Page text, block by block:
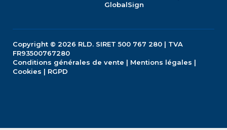
GlobalSign
Copyright © 2026 RLD. SIRET 500 767 280 | TVA
FR93500767280
Conditions générales de vente | Mentions légales |
Cookies | RGPD